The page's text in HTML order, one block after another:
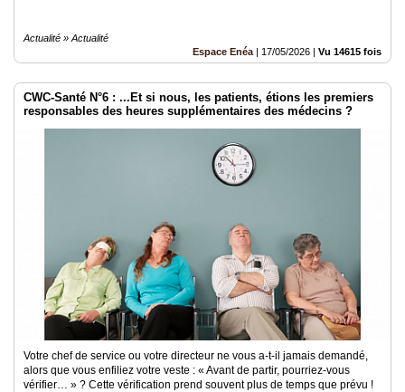
Actualité » Actualité
Espace Enéa | 17/05/2026 | Vu 14615 fois
CWC-Santé N°6 : ...Et si nous, les patients, étions les premiers
responsables des heures supplémentaires des médecins ?
Votre chef de service ou votre directeur ne vous a-t-il jamais demandé,
alors que vous enfiliez votre veste : « Avant de partir, pourriez-vous
vérifier… » ? Cette vérification prend souvent plus de temps que prévu !